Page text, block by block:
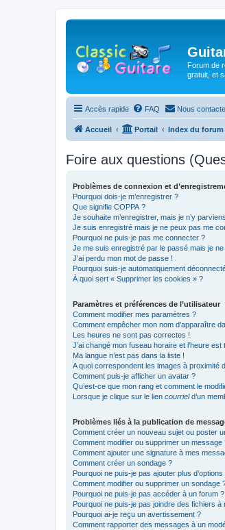
Forum de
gratuit, et
Accès rapide FAQ Nous
Accueil Portail Index du forum
Foire aux questions
Problèmes de connexion et
Pourquoi dois-je m’enregistrer ?
Que signifie COPPA ?
Je souhaite m’enregistrer, mais je n’y
Je suis enregistré mais je ne peux pas me
Pourquoi ne puis-je pas me connecter ?
Je me suis enregistré par le passé mais je
J’ai perdu mon mot de passe !
Pourquoi suis-je automatiquement
À quoi sert « Supprimer les cookies » ?
Paramètres et préférences de l’utilisateur
Comment modifier mes paramètres ?
Comment empêcher mon nom d’apparaître
Les heures ne sont pas correctes !
J’ai changé mon fuseau horaire et l’heure
Ma langue n’est pas dans la liste !
A quoi correspondent les images à proximité
Comment puis-je afficher un avatar ?
Qu’est-ce que mon rang et comment le
Lorsque je clique sur le lien courrield’un
Problèmes liés à la publication de
Comment créer un nouveau sujet ou poster
Comment modifier ou supprimer un message
Comment ajouter une signature à mes
Comment créer un sondage ?
Pourquoi ne puis-je pas ajouter plus
Comment modifier ou supprimer un sondage
Pourquoi ne puis-je pas accéder à un forum ?
Pourquoi ne puis-je pas joindre des fichiers à
Pourquoi ai-je reçu un avertissement ?
Comment rapporter des messages à un